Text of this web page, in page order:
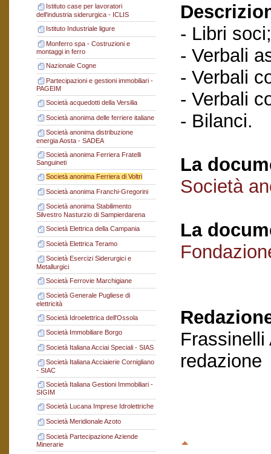
Istituto case per lavoratori
dell'industria siderurgica - ICLIS
Istituto Industriale ligure
Monferro spa - Costruzioni e
montaggi in ferro
Nazionale Cogne
Partecipazioni e gestioni immobiliari -
PAGEIM
Società acquedotti della Versilia
Società anonima delle ferriere italiane
Società anonima distribuzione
energia Aosta - SADEA
Società anonima Ferriera Fratelli
Sanguineti
Società anonima Ferriera di Voltri
Società anonima Franchi-Gregorini
Società anonima Stabilimento
Silvestro Nasturzio di Sampierdarena
Società Elettrica della Campania
Società Elettrica Teramo
Società Esercizi Siderurgici e
Metallurgici
Società Ferrovie Marchigiane
Società Generale Pugliese di
elettricità
Società Idroelettrica dell'Ossola
Società Immobiliare Borgo
Società Italiana Acciai Speciali - SIAS
Società Italiana Acciaierie Cornigliano
- SIAC
Società Italiana Gestioni Immobiliari -
SIGIM
Società Lucana Imprese Idrolettriche
Società Meridionale Azoto
Società Partecipazione Aziende
Minerarie
- Libri soci;
- Verbali
- Verbali
- Verbali
- Bilanci.
La
Società
La
Frassinelli
redazione